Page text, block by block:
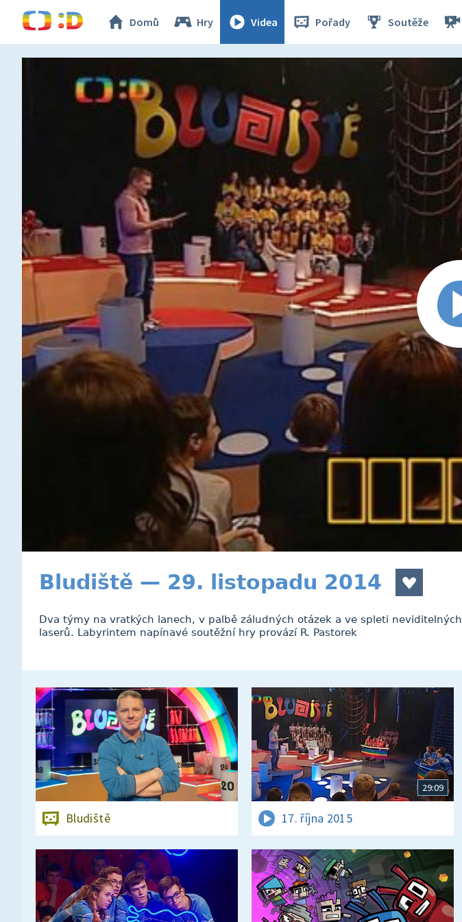
Domů Hry Videa Pořady Soutěže
Bludiště — 29. listopadu 2014
Dva týmy na vratkých lanech, v palbě záludných otázek a ve spleti neviditelných
laserů. Labyrintem napínavé soutěžní hry provází R. Pastorek
Bludiště
29:09
17. října 2015